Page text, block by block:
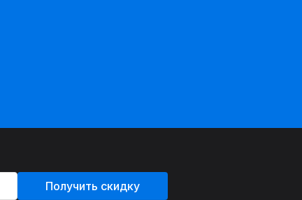
Получить скидку